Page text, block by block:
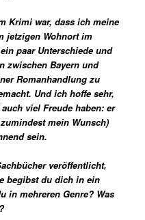
Krimi war, dass ich meine
jetzigen Wohnort im
paar Unterschiede und
zwischen Bayern und
Romanhandlung zu
Und ich hoffe sehr,
viel Freude haben: er
mein Wunsch)
sein.
veröffentlicht,
begibst du dich in ein
in mehreren Genre? Was